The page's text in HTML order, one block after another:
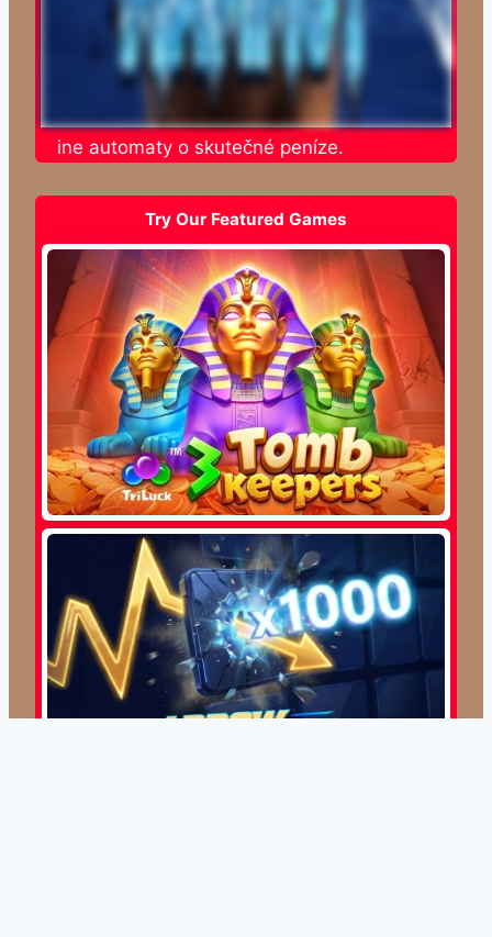
automaty o skutečné peníze.
Try Our Featured Games